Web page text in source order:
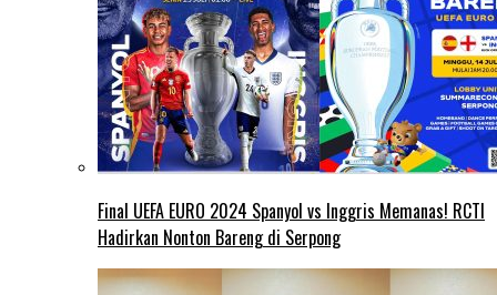
Final UEFA EURO 2024 Spanyol vs Inggris Memanas! RCTI
Hadirkan Nonton Bareng di Serpong